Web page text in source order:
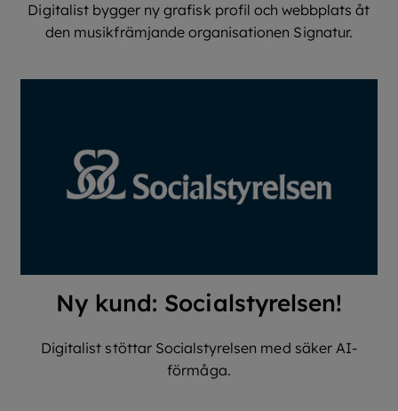
Digitalist bygger ny grafisk profil och webbplats åt
den musikfrämjande organisationen Signatur.
Ny kund: Socialstyrelsen!
Digitalist stöttar Socialstyrelsen med säker AI-
förmåga.